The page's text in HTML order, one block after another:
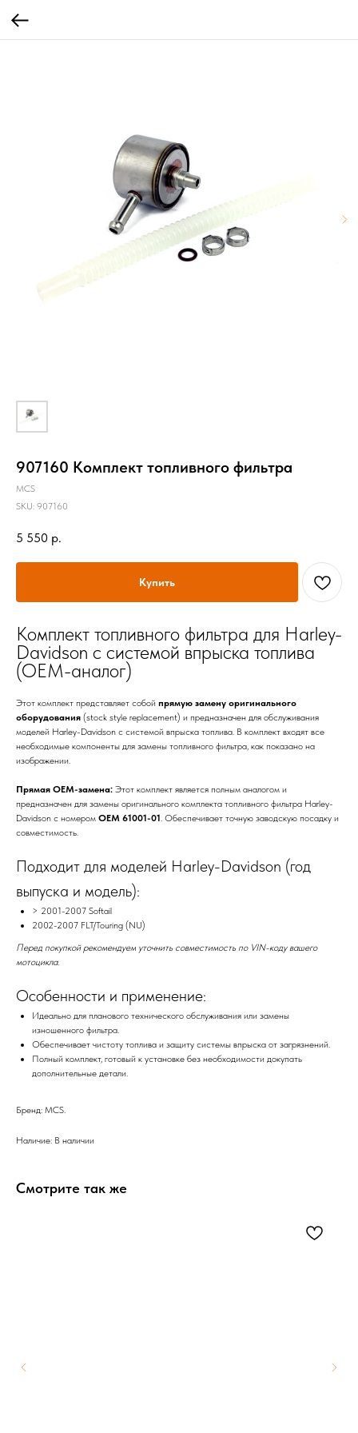
907160 Комплект топливного фильтра
MCS
SKU: 907160
5 550 р.
Купить
Комплект топливного фильтра для Harley-
Davidson с системой впрыска топлива
(OEM-аналог)
Этот комплект представляет собой прямую замену оригинального
оборудования (stock style replacement) и предназначен для обслуживания
моделей Harley-Davidson с системой впрыска топлива. В комплект входят все
необходимые компоненты для замены топливного фильтра, как показано на
изображении.
Прямая OEM-замена: Этот комплект является полным аналогом и
предназначен для замены оригинального комплекта топливного фильтра Harley-
Davidson с номером OEM 61001-01. Обеспечивает точную заводскую посадку и
совместимость.
Подходит для моделей Harley-Davidson (год
выпуска и модель):
> 2001-2007 Softail
2002-2007 FLT/Touring (NU)
Перед покупкой рекомендуем уточнить совместимость по VIN-коду вашего
мотоцикла.
Особенности и применение:
Идеально для планового технического обслуживания или замены
изношенного фильтра.
Обеспечивает чистоту топлива и защиту системы впрыска от загрязнений.
Полный комплект, готовый к установке без необходимости докупать
дополнительные детали.
Бренд: MCS.
Наличие: В наличии
Смотрите так же